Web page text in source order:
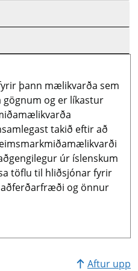
þann mælikvarða sem
og er líkastur
takið eftir að
úr íslenskum
töflu til hliðsjónar fyrir
og önnur
Aftur upp